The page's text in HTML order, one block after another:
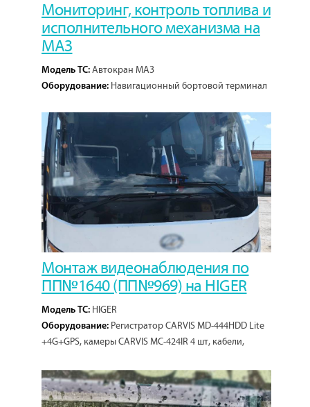
Мониторинг, контроль топлива и
исполнительного механизма на
МАЗ
Модель ТС: Автокран МАЗ
Оборудование: Навигационный бортовой терминал
топлива ЭСКОРТ ЛАЙТ ТД-150.
Кол-во проектов:
Монтаж видеонаблюдения по
ПП№1640 (ПП№969) на HIGER
Модель ТС: HIGER
Оборудование: Регистратор CARVIS MD-444HDD Lite
+4G+GPS, камеры CARVIS МС-424IR 4 шт, кабели,
Кол-во проектов:1